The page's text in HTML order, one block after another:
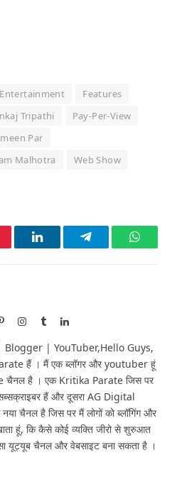
Features
Tripathi
Pay-Per-View
Par
Malhotra
Web Show
LinkedInTelegram
PinterestInstagram
TumblrLinkedIn
| YouTuber,Hello Guys,
हैं । मैं एक ब्लॉगर और youtuber हूं
चैनल है । एक Kritika Parate जिस पर
हैं और दूसरा AG Digital
चैनल है जिस पर मैं लोगों को ब्लॉगिंग और
हूं, कि कैसे कोई व्यक्ति जीरो से शुरुआत
यूट्यूब चैनल और वेबसाइट बना सकता है ।